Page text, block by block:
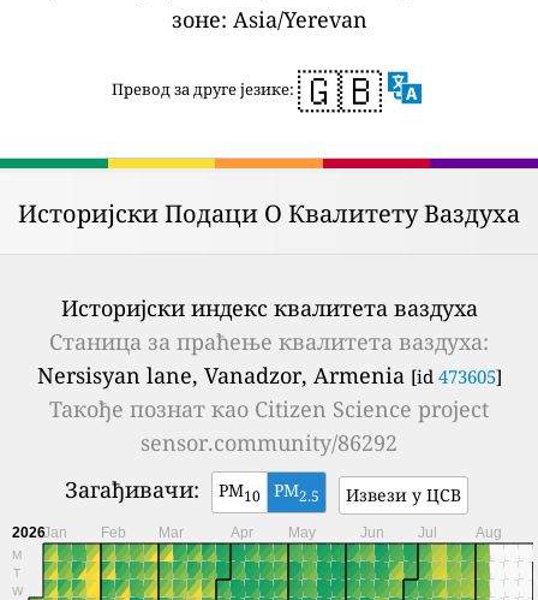
зоне: Asia/Yerevan
Превод за друге језике: 🇬🇧
Историјски Подаци О Квалитету Ваздуха
Историјски индекс квалитета ваздуха
Станица за праћење квалитета ваздуха:
Nersisyan lane, Vanadzor, Armenia [id 473605]
Такође познат као Citizen Science project
sensor.community/86292
Загађивачи:
PM10 PM2.5 Извези у ЦСВ
2026
M
T
W
Jan Feb Mar Apr May Jun Jul Aug